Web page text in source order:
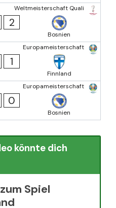
Weltmeisterschaft Quali
2
Bosnien
Europameisterschaft
1
Finnland
Europameisterschaft
0
Bosnien
könnte dich
Spiel